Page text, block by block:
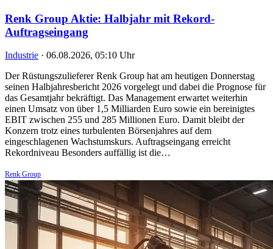
Renk Group Aktie: Halbjahr mit Rekord-
Auftragseingang
Industrie · 06.08.2026, 05:10 Uhr
Der Rüstungszulieferer Renk Group hat am heutigen Donnerstag
seinen Halbjahresbericht 2026 vorgelegt und dabei die Prognose für
das Gesamtjahr bekräftigt. Das Management erwartet weiterhin
einen Umsatz von über 1,5 Milliarden Euro sowie ein bereinigtes
EBIT zwischen 255 und 285 Millionen Euro. Damit bleibt der
Konzern trotz eines turbulenten Börsenjahres auf dem
eingeschlagenen Wachstumskurs. Auftragseingang erreicht
Rekordniveau Besonders auffällig ist die…
Renk Group